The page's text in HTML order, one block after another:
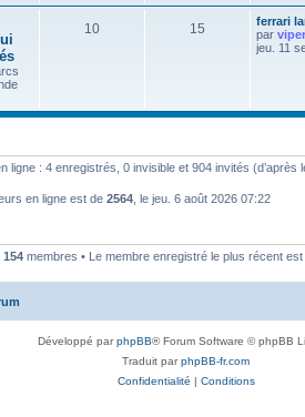
10 15
ferrari
par
jeu. 11
ligne : 4 enregistrés, 0 invisible et 904 invités (d’après
en ligne est de 2564 , le jeu. 6 août 2026 07:22
154 membres • Le membre enregistré le plus récent est
Développé parphpBB® Forum Software © phpBB
Traduit parphpBB-fr.com
Confidentialité | Conditions